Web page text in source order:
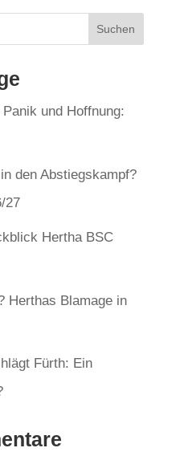
und Hoffnung:
den Abstiegskampf?
27
Hertha BSC
Herthas Blamage in
Fürth: Ein